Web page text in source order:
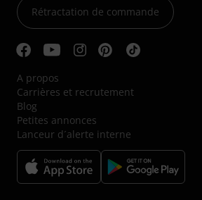
Rétractation de commande
A propos
Carrières et recrutement
Blog
Petites annonces
Lanceur d´alerte interne